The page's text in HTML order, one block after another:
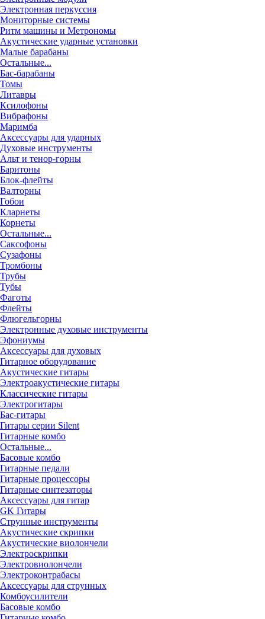
Электронная перкуссия
Мониторные системы
Ритм машины и Метрономы
Акустические ударные установки
Малые барабаны
Остальные...
Бас-барабаны
Томы
Литавры
Ксилофоны
Вибрафоны
Маримба
Аксессуары для ударных
Духовые инструменты
Альт и тенор-горны
Баритоны
Блок-флейты
Валторны
Гобои
Кларнеты
Корнеты
Остальные...
Саксофоны
Сузафоны
Тромбоны
Трубы
Тубы
Фаготы
Флейты
Флюгельгорны
Электронные духовые инструменты
Эфониумы
Аксессуары для духовых
Гитарное оборудование
Акустические гитары
Электроакустические гитары
Классические гитары
Электрогитары
Бас-гитары
Гитары серии Silent
Гитарные комбо
Остальные...
Басовые комбо
Гитарные педали
Гитарные процессоры
Гитарные синтезаторы
Аксессуары для гитар
GK Гитары
Струнные инструменты
Акустические скрипки
Акустические виолончели
Электроскрипки
Электровиолончели
Электроконтрабасы
Аксессуары для струнных
Комбоусилители
Басовые комбо